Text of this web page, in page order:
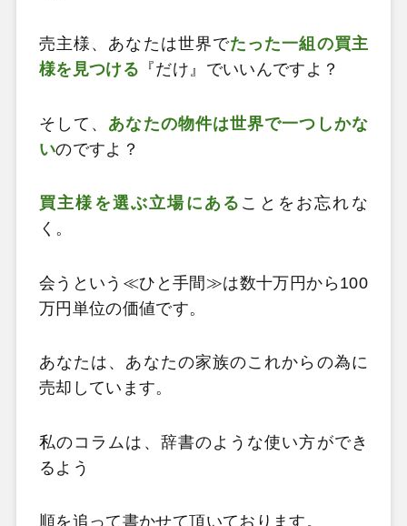
売主様、あなたは世界でたった一組の買主
様を見つける 『だけ』でいいんですよ？
そして、 あなたの物件は世界で一つしかな
いのですよ？
買主様を選ぶ立場にある ことをお忘れな
く。
会うという≪ひと手間≫は数十万円から100
万円単位の価値です。
あなたは、あなたの家族のこれからの為に
売却しています。
私のコラムは、辞書のような使い方ができ
るよう
順を追って書かせて頂いております。